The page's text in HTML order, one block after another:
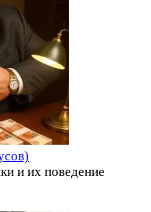
и их поведение